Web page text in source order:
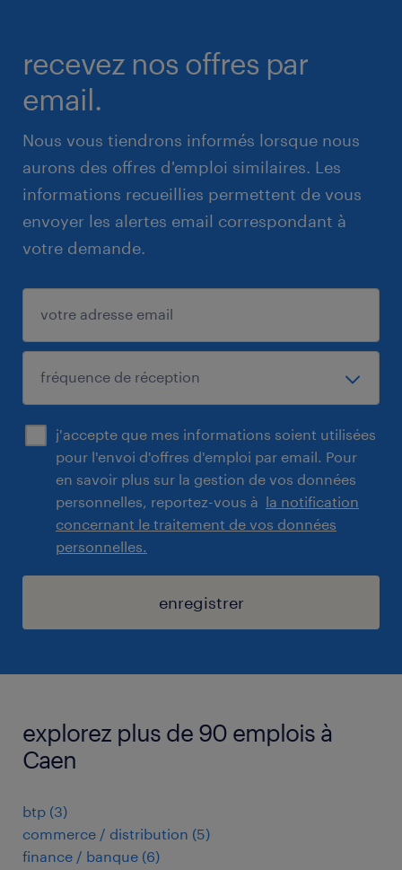
recevez nos offres par
email.
Nous vous tiendrons informés lorsque nous
aurons des offres d'emploi similaires. Les
informations recueillies permettent de vous
envoyer les alertes email correspondant à
votre demande.
j'accepte que mes informations soient utilisées
pour l'envoi d'offres d'emploi par email. Pour
en savoir plus sur la gestion de vos données
personnelles, reportez-vous à la notification
concernant le traitement de vos données
personnelles.
enregistrer
explorez plus de 90 emplois à
Caen
btp (3)
commerce / distribution (5)
finance / banque (6)